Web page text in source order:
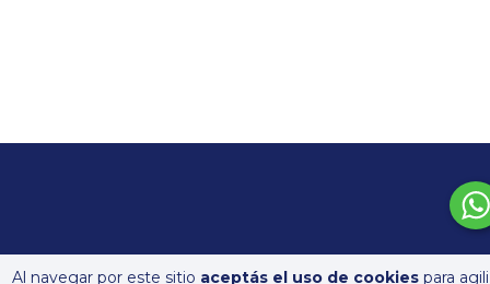
Al navegar por este sitio aceptás el uso de cookies para